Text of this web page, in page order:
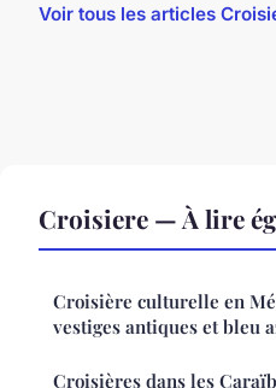
Voir tous les articles
Croisiere — À lire
Croisière culturelle en
vestiges antiques et bleu
Croisières dans les